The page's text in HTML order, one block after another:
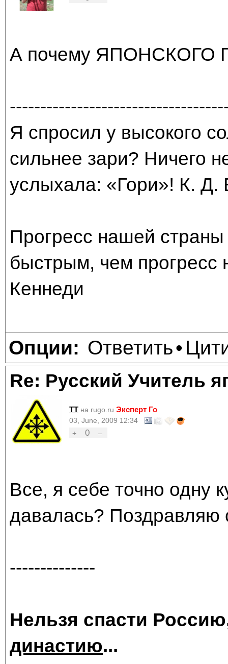
А почему ЯПОНСКОГО
Я спросил у высокого
сильнее зари? Ничего
услыхала: «Гори»! К. Д.
Прогресс нашей
быстрым, чем прогресс
Кеннеди
Опции: Ответить•
Re: Русский Учитель
TT на rugo.ru Эксперт Го
03, June, 2009 12:34
+
0 –
Все, я себе точно одну
давалась? Поздравляю
--------------
Нельзя спасти
династию...